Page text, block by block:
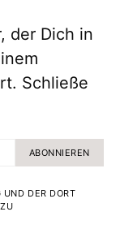
der Dich in
Schließe
ABONNIEREN
DER DORT